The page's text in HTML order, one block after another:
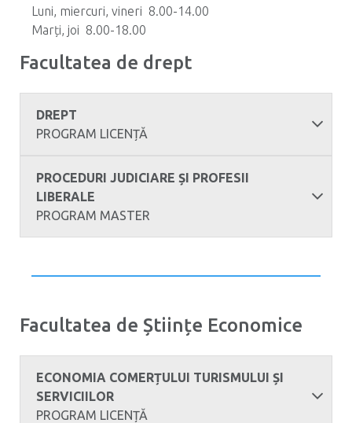
Luni, miercuri, vineri 8.00-14.00
Marți, joi 8.00-18.00
Facultatea de drept
DREPT
PROGRAM LICENȚĂ
PROCEDURI JUDICIARE ȘI PROFESII
LIBERALE
PROGRAM MASTER
Facultatea de Științe Economice
ECONOMIA COMERȚULUI TURISMULUI ȘI
SERVICIILOR
PROGRAM LICENȚĂ